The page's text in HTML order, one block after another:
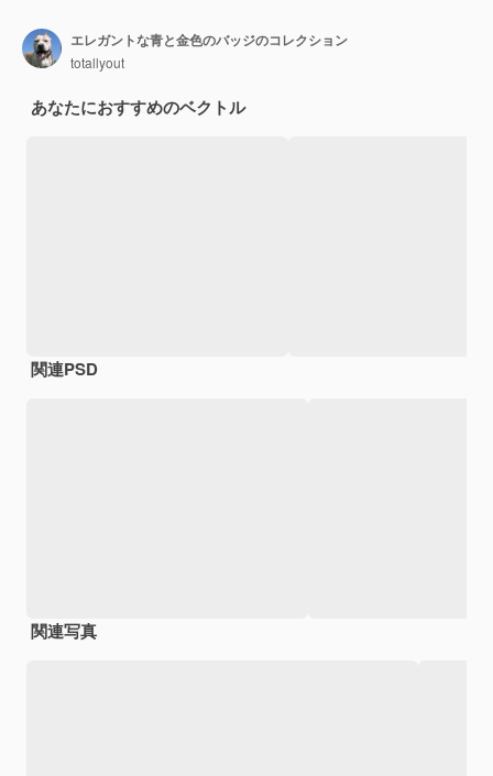
エレガントな青と金色のバッジのコレクション
totallyout
あなたにおすすめのベクトル
関連PSD
関連写真